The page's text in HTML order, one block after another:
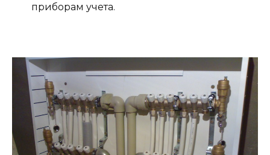
приборам учета.